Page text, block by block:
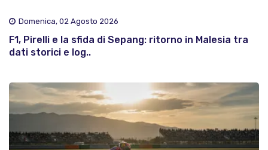
Domenica, 02 Agosto 2026
F1, Pirelli e la sfida di Sepang: ritorno in Malesia tra
dati storici e log..